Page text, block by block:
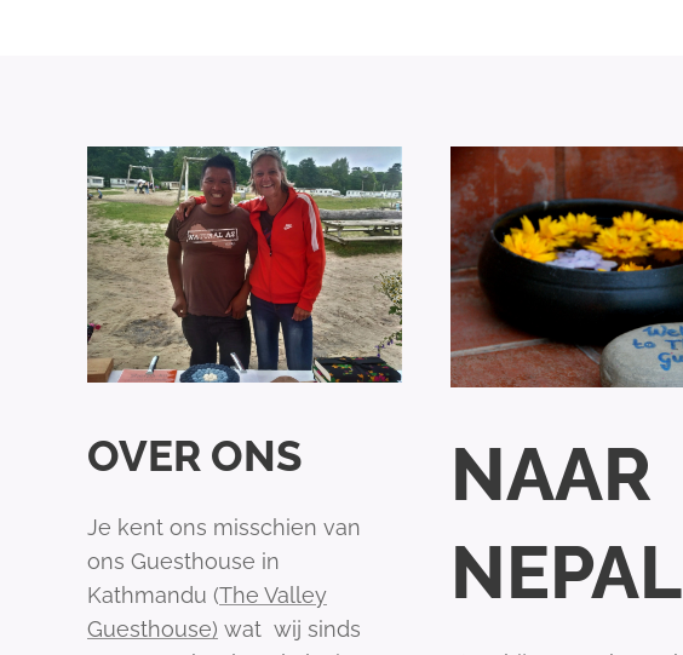
OVER ONS
Je kent ons misschien van
ons Guesthouse in
Kathmandu (The Valley
Guesthouse) wat wij sinds
NAAR
NEPAL